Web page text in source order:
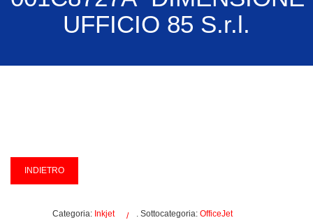
UFFICIO 85 S.r.l.
Categoria: Inkjet . Sottocategoria: OfficeJet